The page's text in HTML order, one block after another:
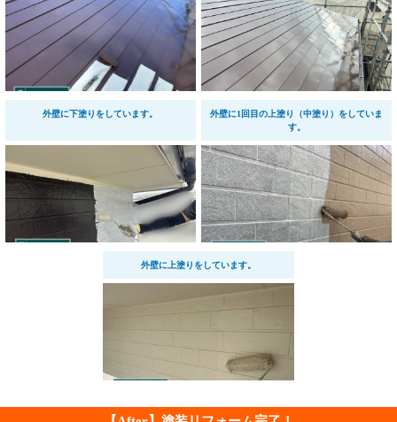
外壁に下塗りをしています。
外壁に1回目の上塗り（中塗り）をしていま
す。
外壁に上塗りをしています。